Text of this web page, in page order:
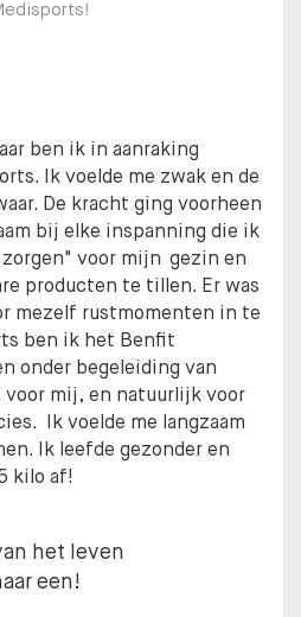
ben ik in aanraking
Ik voelde me zwak en de
De kracht ging voorheen
bij elke inspanning die ik
voor mijn gezin en
producten te tillen. Er was
mezelf rustmomenten in te
ben ik het Benfit
onder begeleiding van
voor mij, en natuurlijk voor
Ik voelde me langzaam
Ik leefde gezonder en
kilo af!
het leven
een!